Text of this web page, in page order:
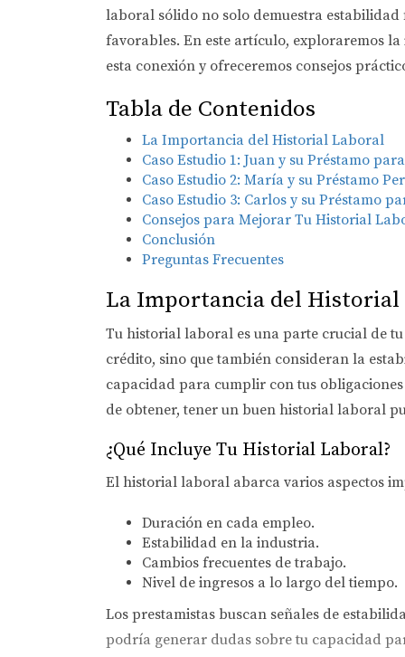
laboral sólido no solo demuestra estabilidad
favorables. En este artículo, exploraremos
esta conexión y ofreceremos consejos
Tabla de Contenidos
La Importancia del Historial Laboral
Caso Estudio 1: Juan y su Préstamo
Caso Estudio 2: María y su Préstamo
Caso Estudio 3: Carlos y su Préstamo
Consejos para Mejorar Tu Historial
Conclusión
Preguntas Frecuentes
La Importancia del Historial
Tu historial laboral es una parte crucial de
crédito, sino que también consideran la
capacidad para cumplir con tus
de obtener, tener un buen historial laboral
¿Qué Incluye Tu Historial Laboral?
El historial laboral abarca varios aspectos
Duración en cada empleo.
Estabilidad en la industria.
Cambios frecuentes de trabajo.
Nivel de ingresos a lo largo del tiempo.
Los prestamistas buscan señales de
podría generar dudas sobre tu capacidad